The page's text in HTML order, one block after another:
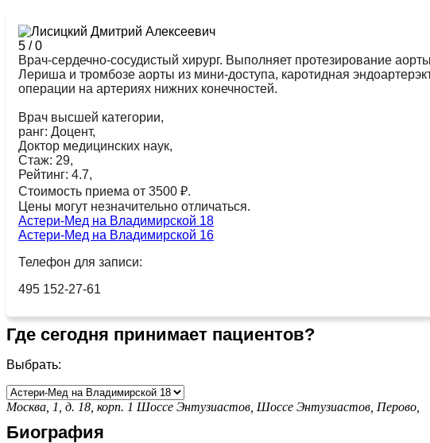
5 /0
Врач-сердечно-сосудистый хирург. Выполняет протезирование
Лериша и тромбозе аорты из мини-доступа, каротидная
операции на артериях нижних конечностей.
Врач высшей категории,
ранг: Доцент,
Доктор медицинских наук,
Стаж: 29,
Рейтинг: 4.7,
Стоимость приема от 3500 ₽.
Цены могут незначительно отличаться.
Астери-Мед на Владимирской 18
Астери-Мед на Владимирской 16
Телефон для записи:
495 152-27-61
Где сегодня принимает пациентов?
Выбрать:
Москва, 1, д. 18, корп. 1 Шоссе Энтузиастов, Шоссе Энтузиастов, Перово,
Биография